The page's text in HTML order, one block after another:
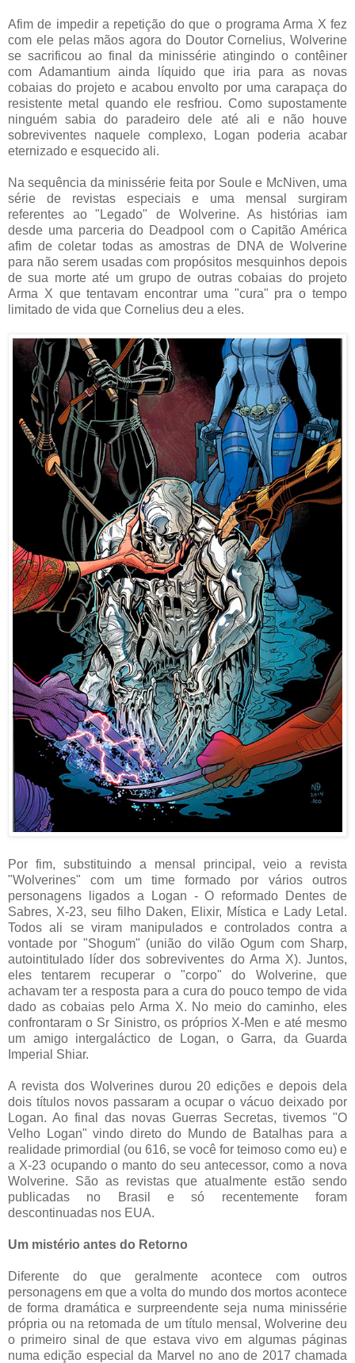
Afim de impedir a repetição do que o programa Arma X fez
com ele pelas mãos agora do Doutor Cornelius, Wolverine
se sacrificou ao final da minissérie atingindo o contêiner
com Adamantium ainda líquido que iria para as novas
cobaias do projeto e acabou envolto por uma carapaça do
resistente metal quando ele resfriou. Como supostamente
ninguém sabia do paradeiro dele até ali e não houve
sobreviventes naquele complexo, Logan poderia acabar
eternizado e esquecido ali.
Na sequência da minissérie feita por Soule e McNiven, uma
série de revistas especiais e uma mensal surgiram
referentes ao "Legado" de Wolverine. As histórias iam
desde uma parceria do Deadpool com o Capitão América
afim de coletar todas as amostras de DNA de Wolverine
para não serem usadas com propósitos mesquinhos depois
de sua morte até um grupo de outras cobaias do projeto
Arma X que tentavam encontrar uma "cura" pra o tempo
limitado de vida que Cornelius deu a eles.
Por fim, substituindo a mensal principal, veio a revista
"Wolverines" com um time formado por vários outros
personagens ligados a Logan - O reformado Dentes de
Sabres, X-23, seu filho Daken, Elixir, Mística e Lady Letal.
Todos ali se viram manipulados e controlados contra a
vontade por "Shogum" (união do vilão Ogum com Sharp,
autointitulado líder dos sobreviventes do Arma X). Juntos,
eles tentarem recuperar o "corpo" do Wolverine, que
achavam ter a resposta para a cura do pouco tempo de vida
dado as cobaias pelo Arma X. No meio do caminho, eles
confrontaram o Sr Sinistro, os próprios X-Men e até mesmo
um amigo intergaláctico de Logan, o Garra, da Guarda
Imperial Shiar.
A revista dos Wolverines durou 20 edições e depois dela
dois títulos novos passaram a ocupar o vácuo deixado por
Logan. Ao final das novas Guerras Secretas, tivemos "O
Velho Logan" vindo direto do Mundo de Batalhas para a
realidade primordial (ou 616, se você for teimoso como eu) e
a X-23 ocupando o manto do seu antecessor, como a nova
Wolverine. São as revistas que atualmente estão sendo
publicadas no Brasil e só recentemente foram
descontinuadas nos EUA.
Um mistério antes do Retorno
Diferente do que geralmente acontece com outros
personagens em que a volta do mundo dos mortos acontece
de forma dramática e surpreendente seja numa minissérie
própria ou na retomada de um título mensal, Wolverine deu
o primeiro sinal de que estava vivo em algumas páginas
numa edição especial da Marvel no ano de 2017 chamada